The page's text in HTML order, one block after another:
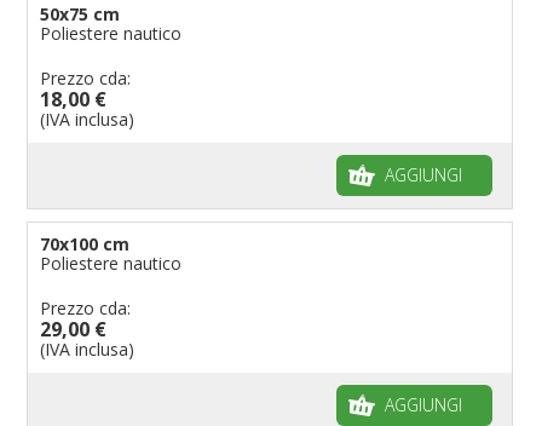
50x75 cm
Poliestere nautico
Prezzo cda:
18,00 €
(IVA inclusa)
AGGIUNGI
70x100 cm
Poliestere nautico
Prezzo cda:
29,00 €
(IVA inclusa)
AGGIUNGI